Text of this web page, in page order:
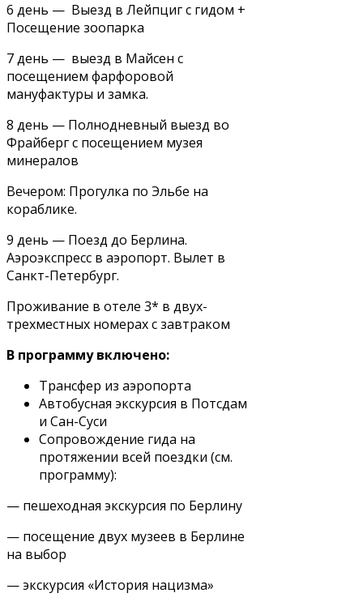
6 день — Выезд в Лейпциг с гидом +
Посещение зоопарка
7 день — выезд в Майсен с
посещением фарфоровой
мануфактуры и замка.
8 день — Полнодневный выезд во
Фрайберг с посещением музея
минералов
Вечером: Прогулка по Эльбе на
кораблике.
9 день — Поезд до Берлина.
Аэроэкспресс в аэропорт. Вылет в
Санкт-Петербург.
Проживание в отеле 3* в двух-
трехместных номерах с завтраком
В программу включено:
Трансфер из аэропорта
Автобусная экскурсия в Потсдам
и Сан-Суси
Сопровождение гида на
протяжении всей поездки (см.
программу):
— пешеходная экскурсия по Берлину
— посещение двух музеев в Берлине
на выбор
— экскурсия «История нацизма»